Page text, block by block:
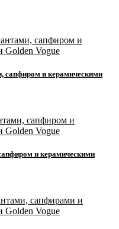
сапфиром и керамическими
и керамическими